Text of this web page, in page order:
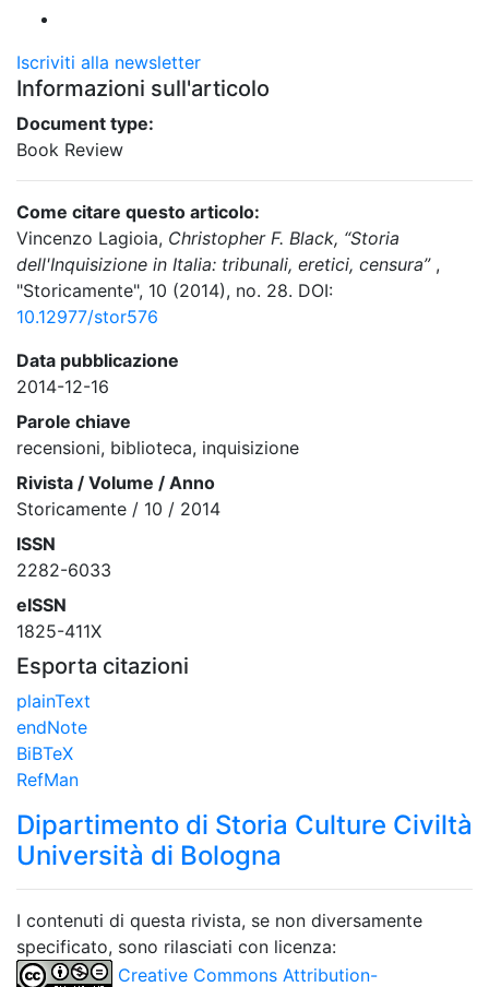
Iscriviti alla newsletter
Informazioni sull'articolo
Document type:
Book Review
Come citare questo articolo:
Vincenzo Lagioia, Christopher F. Black, “Storia
dell'Inquisizione in Italia: tribunali, eretici, censura” ,
"Storicamente", 10 (2014), no. 28. DOI:
10.12977/stor576
Data pubblicazione
2014-12-16
Parole chiave
recensioni, biblioteca, inquisizione
Rivista / Volume / Anno
Storicamente / 10 / 2014
ISSN
2282-6033
eISSN
1825-411X
Esporta citazioni
plainText
endNote
BiBTeX
RefMan
Dipartimento di Storia Culture Civiltà
Università di Bologna
I contenuti di questa rivista, se non diversamente
specificato, sono rilasciati con licenza:
Creative Commons Attribution-